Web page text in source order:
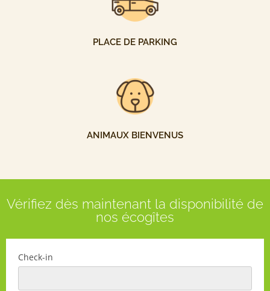
PLACE DE PARKING
ANIMAUX BIENVENUS
Vérifiez dès maintenant la disponibilité de
nos écogîtes
Check-in